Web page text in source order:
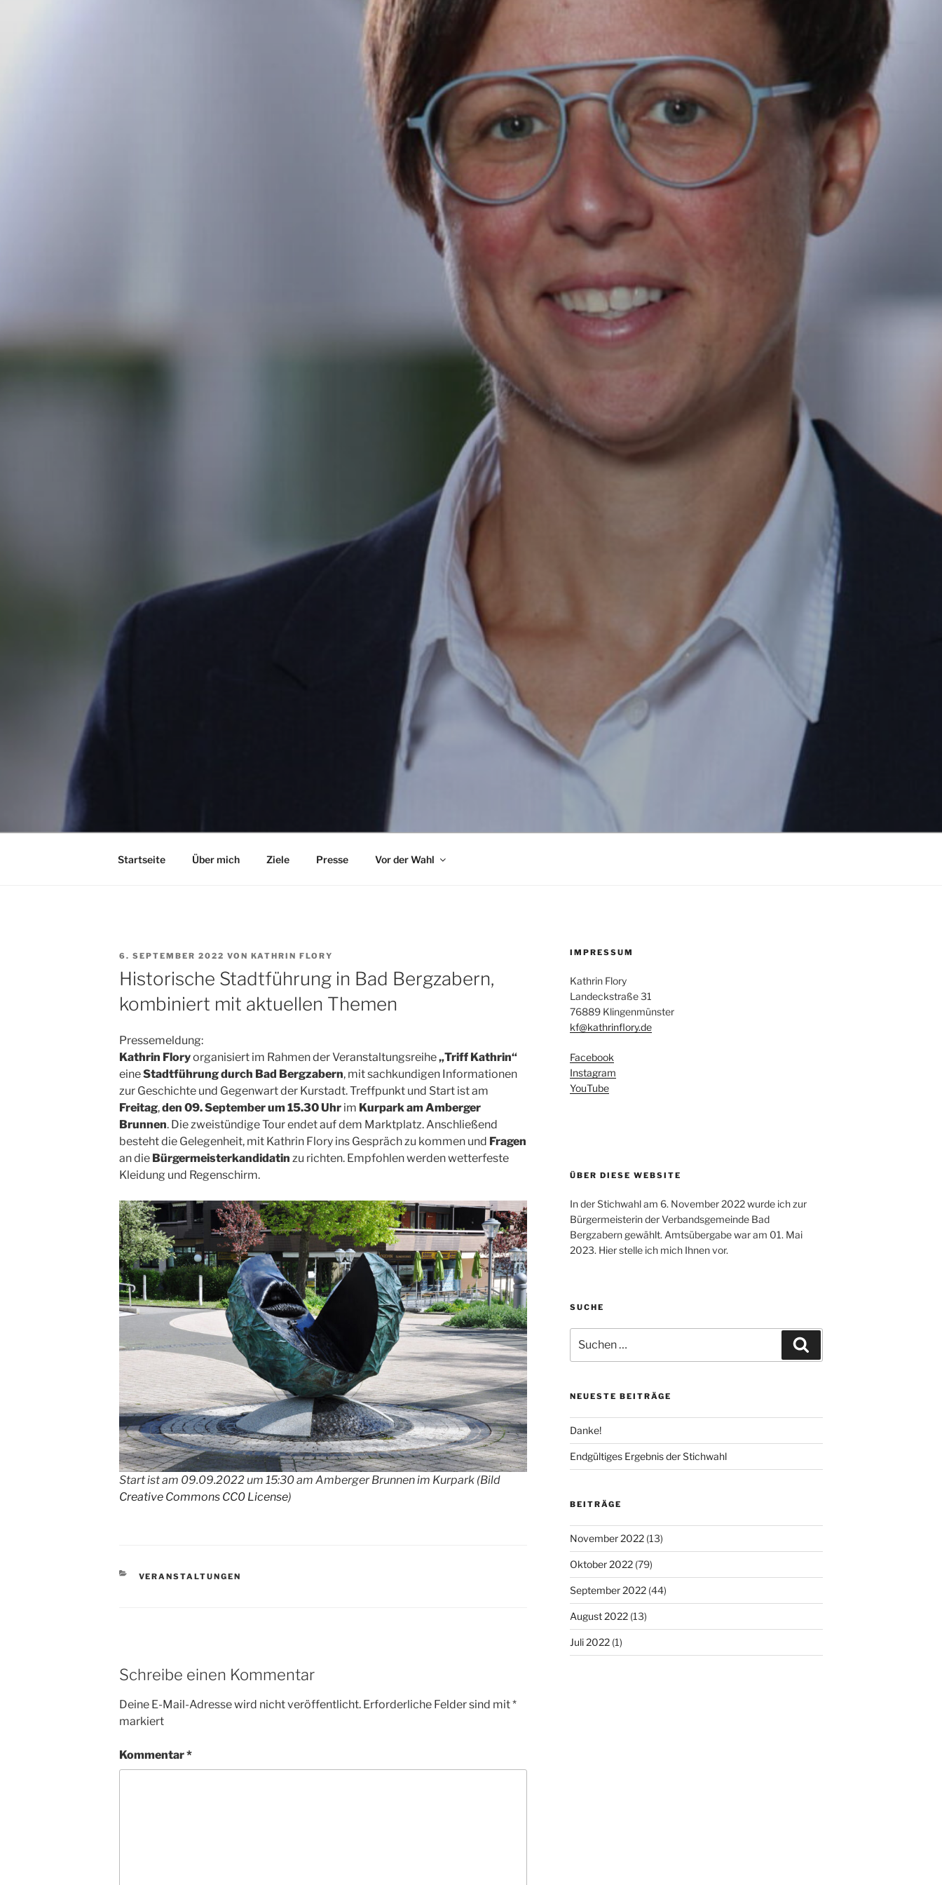
Startseite Über mich Ziele Presse Vor der Wahl
VERÖFFENTLICHT
AM
6. SEPTEMBER 2022 VON KATHRIN FLORY
Historische Stadtführung in Bad Bergzabern,
kombiniert mit aktuellen Themen
Pressemeldung:
Kathrin Floryorganisiert im Rahmen der Veranstaltungsreihe„Triff Kathrin“
eineStadtführung durch Bad Bergzabern, mit sachkundigen Informationen
zur Geschichte und Gegenwart der Kurstadt. Treffpunkt und Start ist am
Freitag,den 09. Septemberum 15.30 Uhr im Kurpark am Amberger
Brunnen. Die zweistündige Tour endet auf dem Marktplatz. Anschließend
besteht die Gelegenheit, mit Kathrin Flory ins Gespräch zu kommen und Fragen
an die Bürgermeisterkandidatin zu richten. Empfohlen werden wetterfeste
Kleidung und Regenschirm.
Start ist am 09.09.2022 um 15:30 am Amberger Brunnen im Kurpark (Bild
Creative Commons CC0 License)
KATEGORIEN
VERANSTALTUNGEN
Schreibe einen Kommentar
Deine E-Mail-Adresse wird nicht veröffentlicht. Erforderliche Felder sind mit*
markiert
Kommentar*
IMPRESSUM
Kathrin Flory
Landeckstraße 31
76889 Klingenmünster
kf@kathrinflory.de
Facebook
Instagram
YouTube
ÜBER DIESE WEBSITE
In der Stichwahl am 6. November 2022 wurde ich zur
Bürgermeisterin der Verbandsgemeinde Bad
Bergzabern gewählt. Amtsübergabe war am 01. Mai
2023. Hier stelle ich mich Ihnen vor.
SUCHE
nach:
NEUESTE BEITRÄGE
Danke!
Endgültiges Ergebnis der Stichwahl
BEITRÄGE
November 2022(13)
Oktober 2022(79)
September 2022(44)
August 2022(13)
Juli 2022(1)